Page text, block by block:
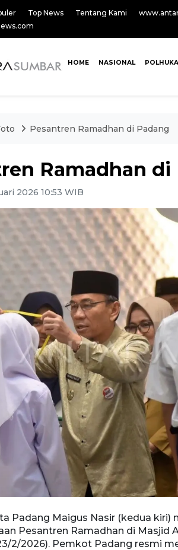
Top News Tentang Kami
HOME NASIONAL
Pesantren Ramadhan di Padang
Ramadhan di
2026 10:53 WIB
Padang Maigus Nasir (kedua
Pesantren Ramadhan di Masjid
2/2026). Pemkot Padang resmi